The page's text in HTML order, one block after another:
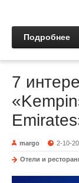
Подробнее
7
margo 2-10-
Отели и